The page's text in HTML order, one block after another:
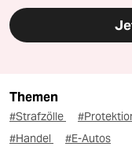
Themen
#Strafzölle
#Handel
#E-Autos